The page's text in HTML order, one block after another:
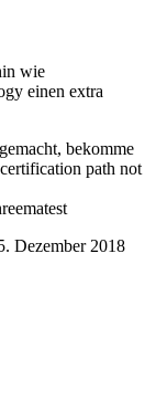
wie
einen extra
bekomme
path not
Dezember 2018